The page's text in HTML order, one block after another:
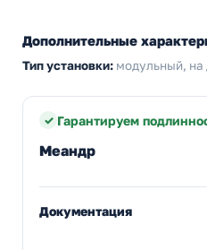
Дополнительные
Тип установки: модульный, на
Гарантируем
Меандр
Документация